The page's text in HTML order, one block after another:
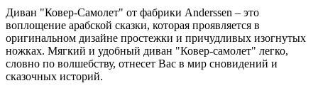
Диван "Ковер-Самолет" от фабрики Anderssen – это
воплощение арабской сказки, которая проявляется в
оригинальном дизайне простежки и причудливых изогнутых
ножках. Мягкий и удобный диван "Ковер-самолет" легко,
словно по волшебству, отнесет Вас в мир сновидений и
сказочных историй.